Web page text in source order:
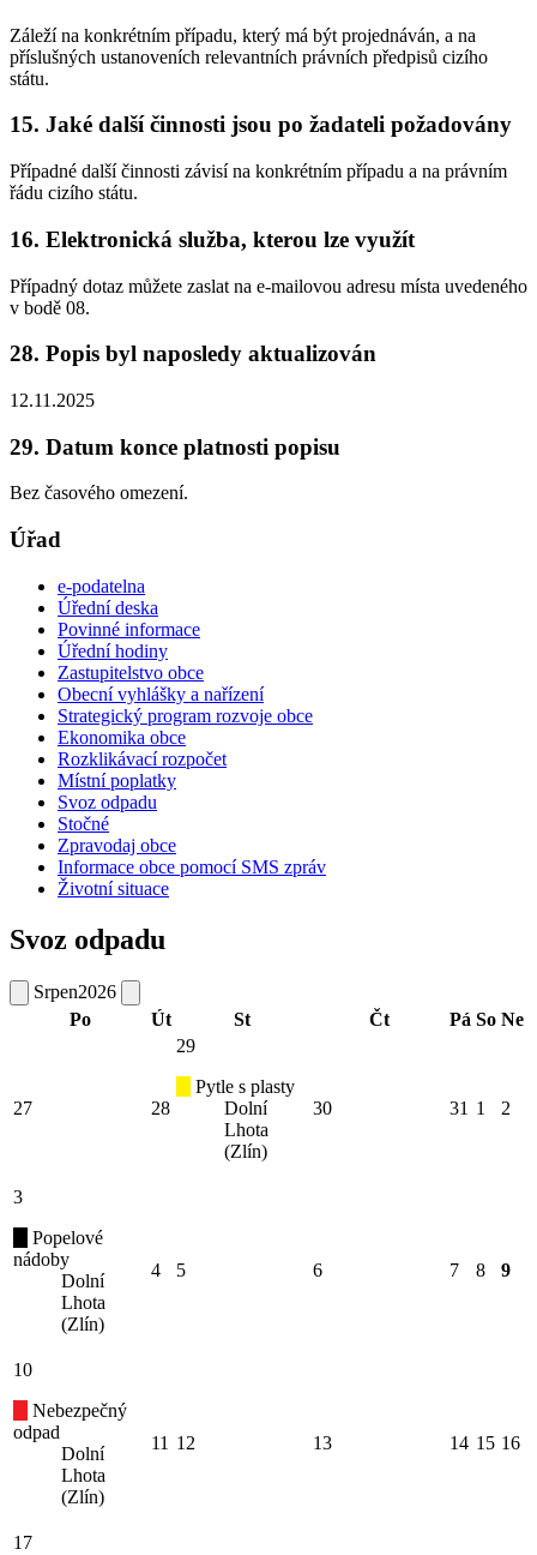
Záleží na konkrétním případu, který má být projednáván, a na
příslušných ustanoveních relevantních právních předpisů cizího
státu.
15. Jaké další činnosti jsou po žadateli požadovány
Případné další činnosti závisí na konkrétním případu a na právním
řádu cizího státu.
16. Elektronická služba, kterou lze využít
Případný dotaz můžete zaslat na e-mailovou adresu místa uvedeného
v bodě 08.
28. Popis byl naposledy aktualizován
12.11.2025
29. Datum konce platnosti popisu
Bez časového omezení.
Úřad
e-podatelna
Úřední deska
Povinné informace
Úřední hodiny
Zastupitelstvo obce
Obecní vyhlášky a nařízení
Strategický program rozvoje obce
Ekonomika obce
Rozklikávací rozpočet
Místní poplatky
Svoz odpadu
Stočné
Zpravodaj obce
Informace obce pomocí SMS zpráv
Životní situace
Svoz odpadu
Srpen2026
Po
Út St Čt Pá So Ne
27 28
29
Pytle s plasty
Dolní
Lhota
(Zlín)
30 31 1 2
3
Popelové
nádoby
Dolní
Lhota
(Zlín)
4 5 6 7 8 9
10
Nebezpečný
odpad
Dolní
Lhota
(Zlín)
11 12 13 14 15 16
17